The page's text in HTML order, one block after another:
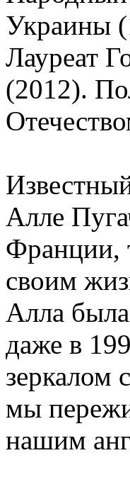
Украины
Лауреат
(2012).
Алле
Франции,
своим
Алла
даже в
зеркалом
мы
нашим